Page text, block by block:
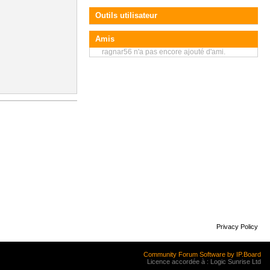
Outils utilisateur
Amis
ragnar56 n'a pas encore ajouté d'ami.
Privacy Policy
Community Forum Software by IP.Board
Licence accordée à : Logic Sunrise Ltd